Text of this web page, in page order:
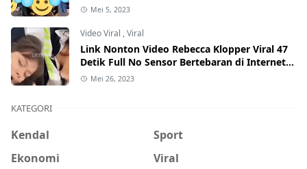
Mei 5, 2023
Video Viral ,Viral
Link Nonton Video Rebecca Klopper Viral 47
Detik Full No Sensor Bertebaran di Internet,
Hati-Hati Phising!
Mei 26, 2023
KATEGORI
Kendal
Sport
Ekonomi
Viral